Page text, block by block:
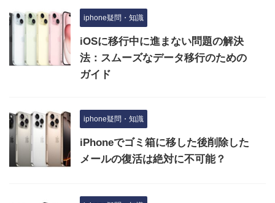
iphone疑問・知識
iOSに移行中に進まない問題の解決
法：スムーズなデータ移行のための
ガイド
iphone疑問・知識
iPhoneでゴミ箱に移した後削除した
メールの復活は絶対に不可能？